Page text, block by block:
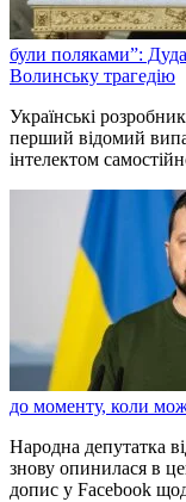
були поляками”:
Волинську трагедію
Українські
перший відомий
інтелектом
до моменту, коли
Народна депутатка
знову опинилася в
допис у Facebook